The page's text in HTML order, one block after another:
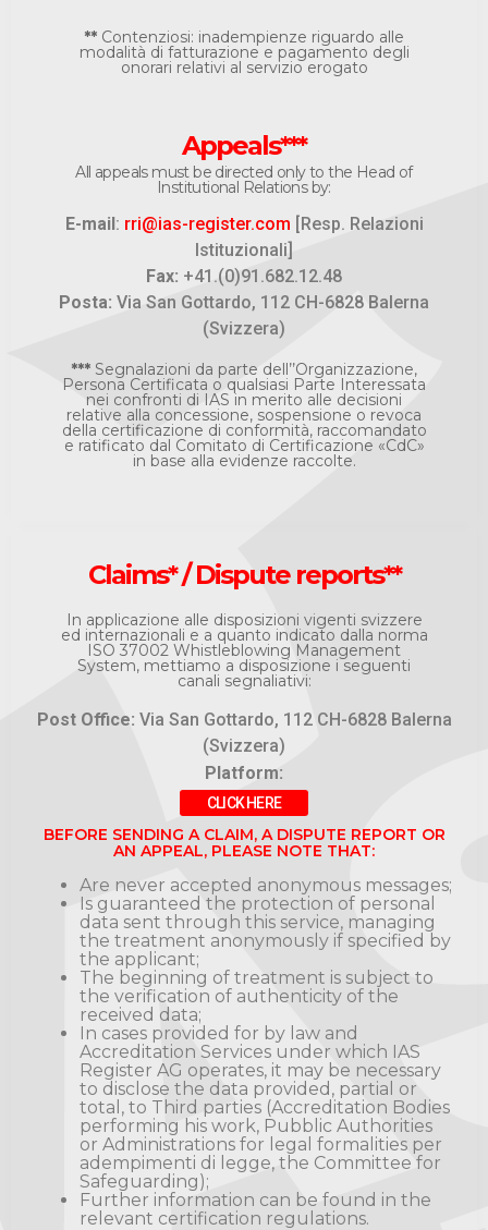
** Contenziosi: inadempienze riguardo alle
modalità di fatturazione e pagamento degli
onorari relativi al servizio erogato
Appeals***
All appeals must be directed only to the Head of
Institutional Relations by:
E-mail: rri@ias-register.com [Resp. Relazioni
Istituzionali]
Fax: +41.(0)91.682.12.48
Posta: Via San Gottardo, 112 CH-6828 Balerna
(Svizzera)
*** Segnalazioni da parte dell’’Organizzazione,
Persona Certificata o qualsiasi Parte Interessata
nei confronti di IAS in merito alle decisioni
relative alla concessione, sospensione o revoca
della certificazione di conformità, raccomandato
e ratificato dal Comitato di Certificazione «CdC»
in base alla evidenze raccolte.
Claims* / Dispute reports**
In applicazione alle disposizioni vigenti svizzere
ed internazionali e a quanto indicato dalla norma
ISO 37002 Whistleblowing Management
System, mettiamo a disposizione i seguenti
canali segnaliativi:
Post Office: Via San Gottardo, 112 CH-6828 Balerna
(Svizzera)
Platform:
CLICK HERE
BEFORE SENDING A CLAIM, A DISPUTE REPORT OR
AN APPEAL, PLEASE NOTE THAT:
Are never accepted anonymous messages;
Is guaranteed the protection of personal
data sent through this service, managing
the treatment anonymously if specified by
the applicant;
The beginning of treatment is subject to
the verification of authenticity of the
received data;
In cases provided for by law and
Accreditation Services under which IAS
Register AG operates, it may be necessary
to disclose the data provided, partial or
total, to Third parties (Accreditation Bodies
performing his work, Pubblic Authorities
or Administrations for legal formalities per
adempimenti di legge, the Committee for
Safeguarding);
Further information can be found in the
relevant certification regulations.